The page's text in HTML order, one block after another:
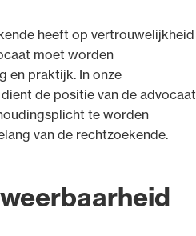
heeft op vertrouwelijkheid
moet worden
en praktijk. In onze
de positie van de advocaat
te worden
van de rechtzoekende.